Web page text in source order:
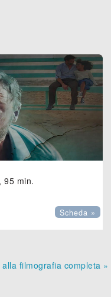
95 min.
Scheda »
alla filmografia completa »